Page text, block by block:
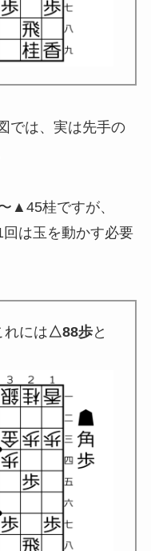
では、実は先手の
▲45桂ですが、
は玉を動かす必要
れには△88歩と